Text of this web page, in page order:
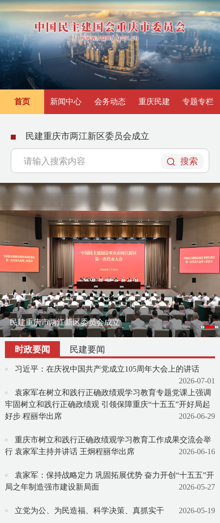
首页 新闻中心 会务动态 重庆民建 专题专栏
刘伟赴宁夏作会史宣讲报告
搜索
刘伟率课题组赴宁夏调研地方组织会员发展
渝滇民建书画院在昆明举办交流笔会
刘伟赴云南作会史宣讲报告
民建重庆市两江新区委员会成立
时政要闻 民建要闻
习近平：在庆祝中国共产党成立105周年大会上的讲话
2026-07-01
袁家军在树立和践行正确政绩观学习教育专题党课上强调
牢固树立和践行正确政绩观 引领保障重庆“十五五”开好局起
好步 程丽华出席
2026-06-29
重庆市树立和践行正确政绩观学习教育工作成果交流会举
行 袁家军主持并讲话 王炯程丽华出席
2026-06-16
袁家军：保持战略定力 巩固拓展优势 奋力开创“十五五”开
局之年制造强市建设新局面
2026-05-27
立党为公、为民造福、科学决策、真抓实干 2026-05-19